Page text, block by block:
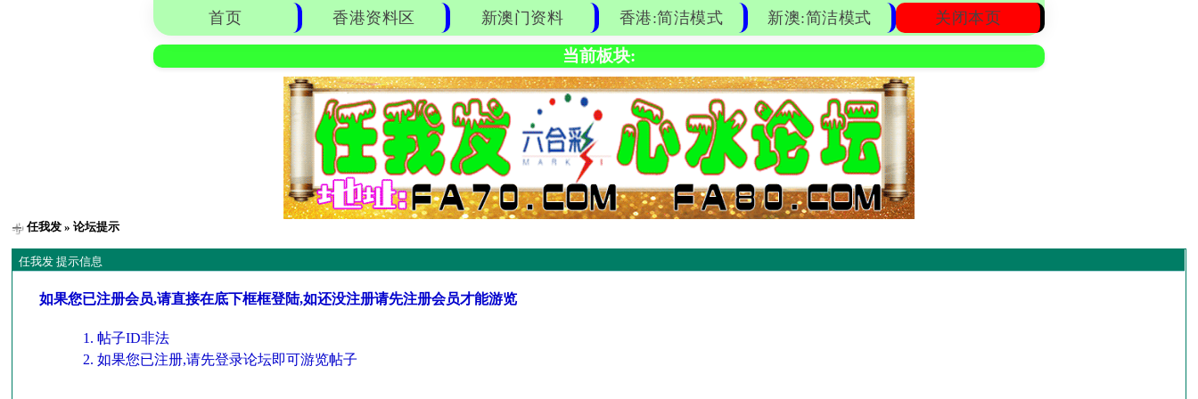
首页 香港资料区 新澳门资料 香港:简洁模式 新澳:简洁模式 关闭本页
当前板块:
任我发 » 论坛提示
任我发 提示信息
如果您已注册会员,请直接在底下框框登陆,如还没注册请先注册会员才能游览
帖子ID非法
如果您已注册,请先登录论坛即可游览帖子